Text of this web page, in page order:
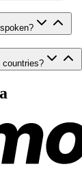
countries?